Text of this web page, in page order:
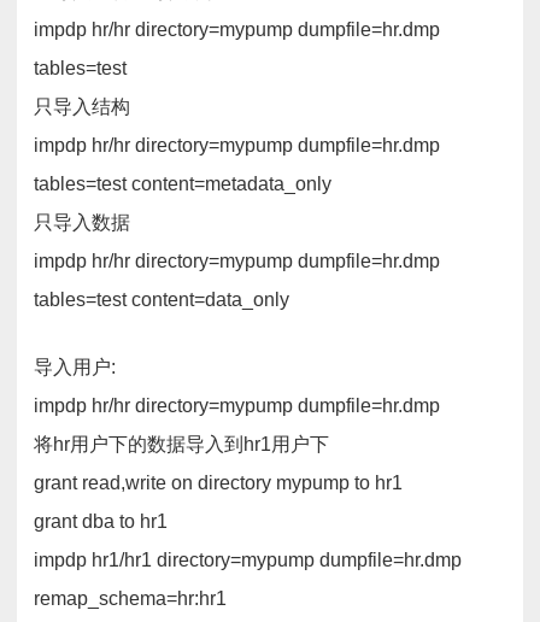
impdp hr/hr directory=mypump dumpfile=hr.dmp
tables=test
只导入结构
impdp hr/hr directory=mypump dumpfile=hr.dmp
tables=test content=metadata_only
只导入数据
impdp hr/hr directory=mypump dumpfile=hr.dmp
tables=test content=data_only
导入用户:
impdp hr/hr directory=mypump dumpfile=hr.dmp
将hr用户下的数据导入到hr1用户下
grant read,write on directory mypump to hr1
grant dba to hr1
impdp hr1/hr1 directory=mypump dumpfile=hr.dmp
remap_schema=hr:hr1